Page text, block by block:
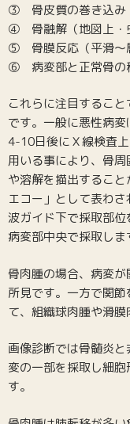
③ 骨皮質の巻き込み
④ 骨融解（地図上・
⑤ 骨膜反応（平滑～
⑥ 病変部と正常骨の
これらに注目するこ
です。一般に悪性病変
4-10日後にＸ線検査
用いる事により、骨
や溶解を描出するこ
エコー」として表わ
波ガイド下で採取部
病変部中央で採取しま
骨肉腫の場合、病変
所見です。一方で関
て、組織球肉腫や滑膜
画像診断では骨髄炎
変の一部を採取し細
す。